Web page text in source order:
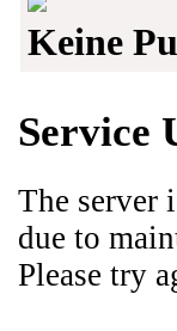
Keine